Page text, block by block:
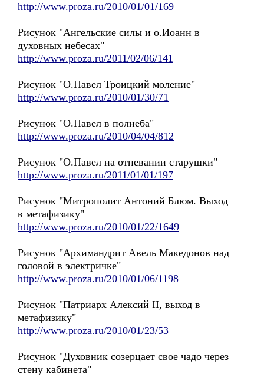
http://www.proza.ru/2010/01/01/169
Рисунок "Ангельские силы и о.Иоанн в
духовных небесах"
http://www.proza.ru/2011/02/06/141
Рисунок "О.Павел Троицкий моление"
http://www.proza.ru/2010/01/30/71
Рисунок "О.Павел в полнеба"
http://www.proza.ru/2010/04/04/812
Рисунок "О.Павел на отпевании старушки"
http://www.proza.ru/2011/01/01/197
Рисунок "Митрополит Антоний Блюм. Выход
в метафизику"
http://www.proza.ru/2010/01/22/1649
Рисунок "Архимандрит Авель Македонов над
головой в электричке"
http://www.proza.ru/2010/01/06/1198
Рисунок "Патриарх Алексий II, выход в
метафизику"
http://www.proza.ru/2010/01/23/53
Рисунок "Духовник созерцает свое чадо через
стену кабинета"